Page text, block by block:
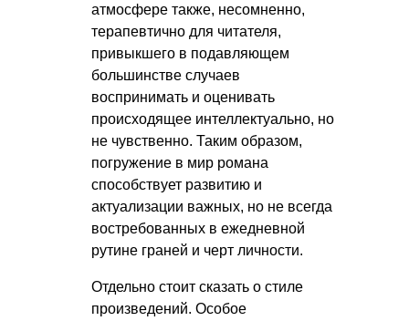
атмосфере также, несомненно,
терапевтично для читателя,
привыкшего в подавляющем
большинстве случаев
воспринимать и оценивать
происходящее интеллектуально, но
не чувственно. Таким образом,
погружение в мир романа
способствует развитию и
актуализации важных, но не всегда
востребованных в ежедневной
рутине граней и черт личности.
Отдельно стоит сказать о стиле
произведений. Особое